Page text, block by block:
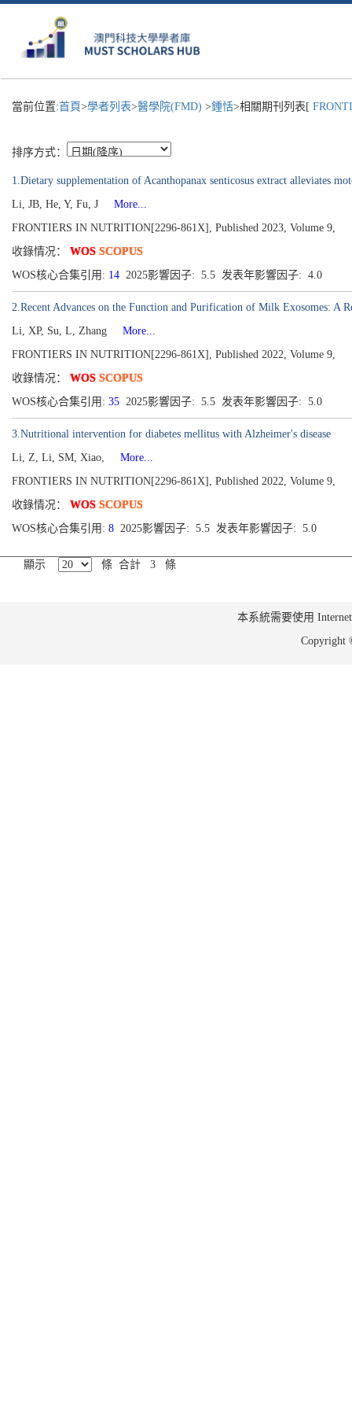
當前位置:首頁>學者列表>醫學院(FMD) >鍾恬>相關期刊列表[
排序方式：
1.Dietary supplementation of Acanthopanax senticosus extract alleviates
Li, JB, He, Y, Fu, J
More...
FRONTIERS IN NUTRITION[2296-861X], Published 2023, Volume 9,
收錄情况： WOS SCOPUS
WOS核心合集引用: 14 2025影響因子: 5.5 发表年影響因子: 4.0
2.Recent Advances on the Function and Purification of Milk Exosomes: A
Li, XP, Su, L, Zhang
More...
FRONTIERS IN NUTRITION[2296-861X], Published 2022, Volume 9,
收錄情况： WOS SCOPUS
WOS核心合集引用: 35 2025影響因子: 5.5 发表年影響因子: 5.0
3.Nutritional intervention for diabetes mellitus with Alzheimer's disease
Li, Z, Li, SM, Xiao,
More...
FRONTIERS IN NUTRITION[2296-861X], Published 2022, Volume 9,
收錄情况： WOS SCOPUS
WOS核心合集引用: 8 2025影響因子: 5.5 发表年影響因子: 5.0
顯示 條 合計 3 條
本系統需要使用
Copyright